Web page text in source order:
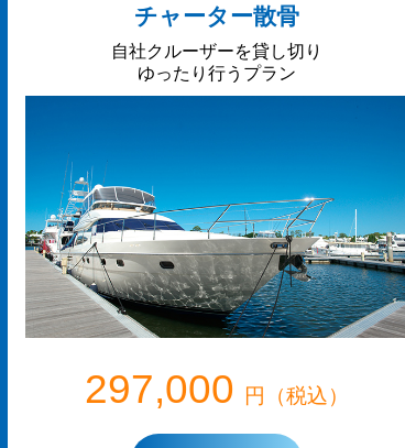
チャーター散骨
自社クルーザーを貸し切り
ゆったり行うプラン
297,000 円（税込）